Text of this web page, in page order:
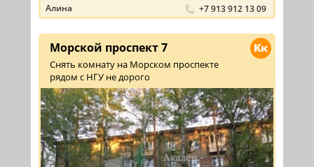
Алина +7 913 912 13 09
Кк
Морской проспект 7
Снять комнату на Морском проспекте
рядом с НГУ не дорого